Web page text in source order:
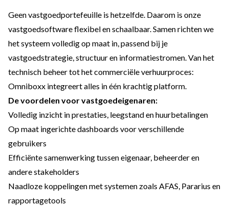
Geen vastgoedportefeuille is hetzelfde. Daarom is onze
vastgoedsoftware flexibel en schaalbaar. Samen richten we
het systeem volledig op maat in, passend bij je
vastgoedstrategie, structuur en informatiestromen. Van het
technisch beheer tot het commerciële verhuurproces:
Omniboxx integreert alles in één krachtig platform.
De voordelen voor vastgoedeigenaren:
Volledig inzicht in prestaties, leegstand en huurbetalingen
Op maat ingerichte dashboards voor verschillende
gebruikers
Efficiënte samenwerking tussen eigenaar, beheerder en
andere stakeholders
Naadloze koppelingenmet systemen zoals AFAS, Pararius en
rapportagetools